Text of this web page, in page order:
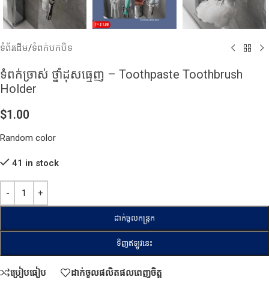
ទំព័រដើម/ទំពក់បកបិទ
ទំពក់ច្រាស់​ ថ្នាំដុសធ្មេញ – Toothpaste Toothbrush
Holder
$1.00
Random color
41 in stock
ដាក់ចូលកន្ត្រក
ទិញឥឡូវនេះ
ប្រៀបធៀប ដាក់ចូលផលិតផលពេញចិត្ត